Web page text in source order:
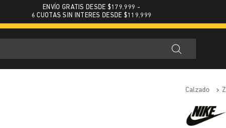
ENVÍO GRATIS DESDE $179.999 -
6 CUOTAS SIN INTERES DESDE $119.999
calzado